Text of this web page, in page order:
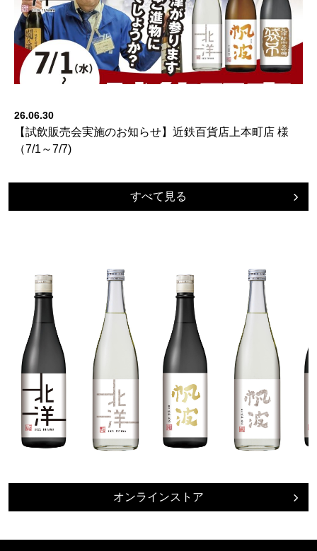
26.06.30
【試飲販売会実施のお知らせ】近鉄百貨店上本町店 様
（7/1～7/7)
すべて見る
オンラインストア